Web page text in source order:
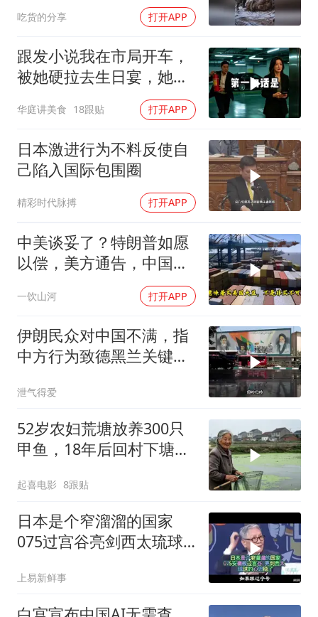
加沙约14万栋建筑被完全摧毁
吃货的分享 打开APP
跟发小说我在市局开车，
被她硬拉去生日宴，她那
当区副局长的爸见到我，
当场变了脸色
华庭讲美食 18跟贴 打开APP
日本激进行为不料反使自
己陷入国际包围圈
精彩时代脉搏 打开APP
中美谈妥了？特朗普如愿
以偿，美方通告，中国增
一饮山河 打开APP
伊朗民众对中国不满，指
中方行为致德黑兰关键工
泄气得爱
52岁农妇荒塘放养300只
甲鱼，18年后回村下塘瞬
起喜电影 8跟贴
日本是个窄溜溜的国家
075过宫谷亮剑西太琉球
上易新鲜事